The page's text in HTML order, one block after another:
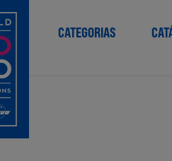
CATEGORIAS